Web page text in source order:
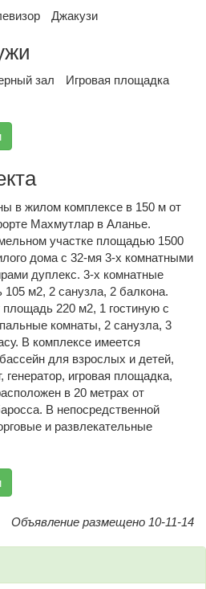
Джакузи
зал
Игровая площадка
в жилом комплексе в 150 м от
Махмутлар в Аланье.
участке площадью 1500
дома с 32-мя 3-х комнатными
дуплекс. 3-х комнатные
м2, 2 санузла, 2 балкона.
220 м2, 1 гостиную с
комнаты, 2 санузла, 3
В комплексе имеется
для взрослых и детей,
игровая площадка,
в 20 метрах от
В непосредственной
и развлекательные
Объявление размещено 10-11-14